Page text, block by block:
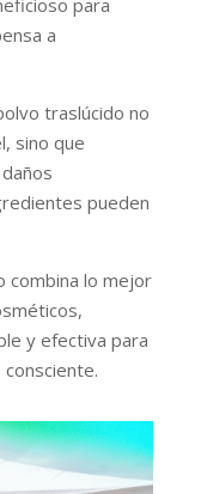
a
traslúcido no
sino que
pueden
combina lo mejor
y efectiva para
consciente.